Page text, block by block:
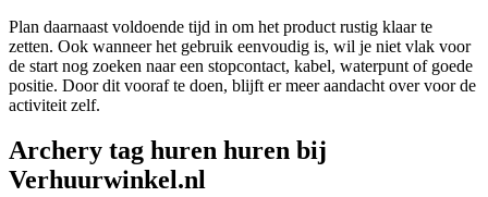
Plan daarnaast voldoende tijd in om het product rustig klaar te
zetten. Ook wanneer het gebruik eenvoudig is, wil je niet vlak voor
de start nog zoeken naar een stopcontact, kabel, waterpunt of goede
positie. Door dit vooraf te doen, blijft er meer aandacht over voor de
activiteit zelf.
Archery tag huren huren bij
Verhuurwinkel.nl